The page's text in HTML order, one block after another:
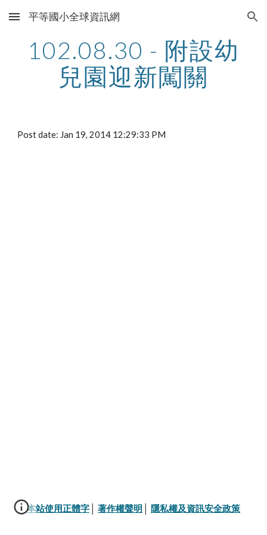
Skip to main content Skip to navigation
平等國小全球資訊網
102.08.30 - 附設幼
兒園迎新闖關
Post date: Jan 19, 2014 12:29:33 PM
本站使用正體字 著作權聲明 隱私權及資訊安全政策